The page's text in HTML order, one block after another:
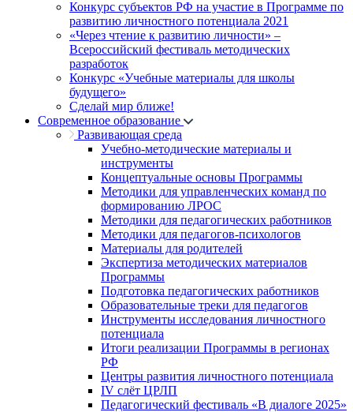
Конкурс субъектов РФ на участие в Программе по
развитию личностного потенциала 2021
«Через чтение к развитию личности» –
Всероссийский фестиваль методических
разработок
Конкурс «Учебные материалы для школы
будущего»
Сделай мир ближе!
Современное образование
Развивающая среда
Учебно-методические материалы и
инструменты
Концептуальные основы Программы
Методики для управленческих команд по
формированию ЛРОС
Методики для педагогических работников
Методики для педагогов-психологов
Материалы для родителей
Экспертиза методических материалов
Программы
Подготовка педагогических работников
Образовательные треки для педагогов
Инструменты исследования личностного
потенциала
Итоги реализации Программы в регионах
РФ
Центры развития личностного потенциала
IV слёт ЦРЛП
Педагогический фестиваль «В диалоге 2025»